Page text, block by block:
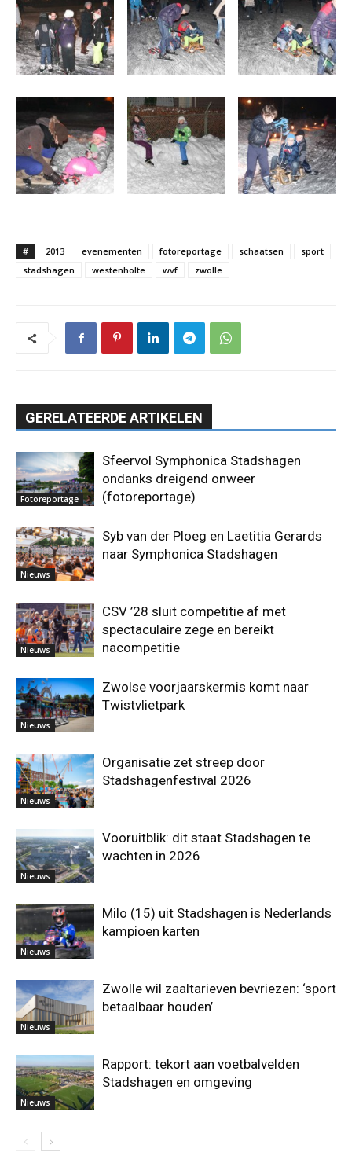
# 2013 evenementen fotoreportage schaatsen
sport
stadshagen
westenholte wvf zwolle
GERELATEERDE ARTIKELEN
Fotoreportage
Sfeervol Symphonica Stadshagen
ondanks dreigend onweer
(fotoreportage)
Nieuws
Syb van der Ploeg en Laetitia Gerards
naar Symphonica Stadshagen
Nieuws
CSV ’28 sluit competitie af met
spectaculaire zege en bereikt
nacompetitie
Nieuws
Zwolse voorjaarskermis komt naar
Twistvlietpark
Nieuws
Organisatie zet streep door
Stadshagenfestival 2026
Nieuws
Vooruitblik: dit staat Stadshagen te
wachten in 2026
Nieuws
Milo (15) uit Stadshagen is Nederlands
kampioen karten
Nieuws
Zwolle wil zaaltarieven bevriezen: ‘sport
betaalbaar houden’
Nieuws
Rapport: tekort aan voetbalvelden
Stadshagen en omgeving